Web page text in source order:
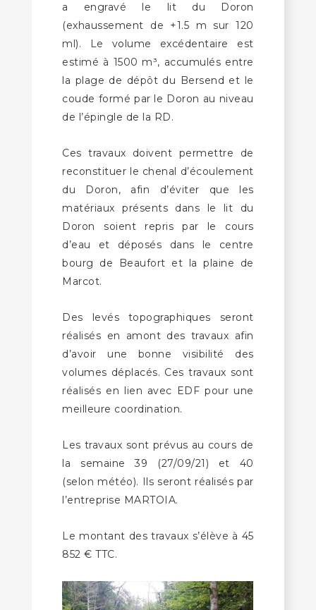
a engravé le lit du Doron
(exhaussement de +1.5 m sur 120
ml). Le volume excédentaire est
estimé à 1500 m³, accumulés entre
la plage de dépôt du Bersend et le
coude formé par le Doron au niveau
de l’épingle de la RD.
Ces travaux doivent permettre de
reconstituer le chenal d’écoulement
du Doron, afin d’éviter que les
matériaux présents dans le lit du
Doron soient repris par le cours
d’eau et déposés dans le centre
bourg de Beaufort et la plaine de
Marcot.
Des levés topographiques seront
réalisés en amont des travaux afin
d’avoir une bonne visibilité des
volumes déplacés. Ces travaux sont
réalisés en lien avec EDF pour une
meilleure coordination.
Les travaux sont prévus au cours de
la semaine 39 (27/09/21) et 40
(selon météo). Ils seront réalisés par
l’entreprise MARTOIA.
Le montant des travaux s’élève à 45
852 € TTC.